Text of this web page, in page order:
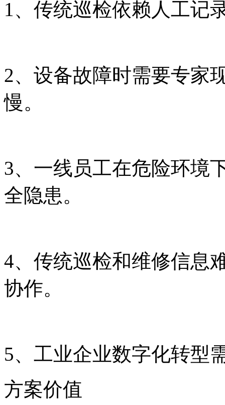
1、传统巡检依赖人工记
2、设备故障时需要专家
慢。
3、一线员工在危险环境
全隐患。
4、传统巡检和维修信息
协作。
5、工业企业数字化转型
方案价值